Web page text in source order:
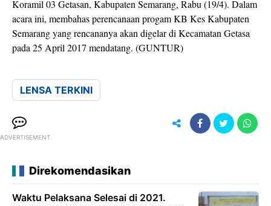
Koramil 03 Getasan, Kabupaten Semarang, Rabu (19/4). Dalam
acara ini, membahas perencanaan progam KB Kes Kabupaten
Semarang yang rencananya akan digelar di Kecamatan Getasa
pada 25 April 2017 mendatang. (GUNTUR)
LENSA TERKINI
ADVERTISEMENT
Direkomendasikan
Waktu Pelaksana Selesai di 2021.